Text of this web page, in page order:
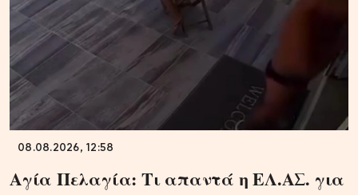
08.08.2026, 12:58
Αγία Πελαγία: Τι απαντά η ΕΛ.ΑΣ. για